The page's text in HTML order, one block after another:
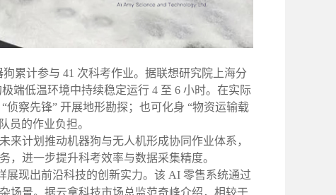
累计参与 41 次科考作业。据联想研究院上海分
端低温环境中持续稳定运行 4 至 6 小时。在实际
察先锋” 开展地形勘探；也可化身 “物资运输载
员的作业负担。
计划推动机器狗与无人机形成协同作业体系，
，进一步提升科考效率与数据采集精度。
现出前沿科技的创新实力。该 AI 零售系统通过
场景。据云拿科技市场总监范奇峰介绍，相较于